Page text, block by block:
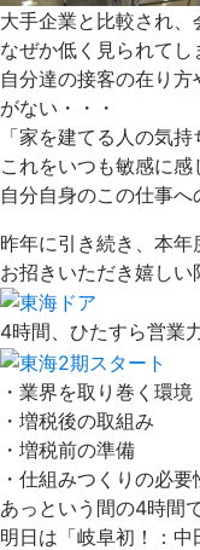
大手企業と比較され
なぜか低く見られてし
自分達の接客の在り
がない・・・
「家を建てる人の気
これをいつも敏感に感
自分自身のこの仕事へ
昨年に引き続き、本年
お招きいただき嬉しい
4時間、ひたすら営業
・業界を取り巻く環境
・増税後の取組み
・増税前の準備
・仕組みつくりの必
あっという間の4時間
明日は「岐阜初！：中